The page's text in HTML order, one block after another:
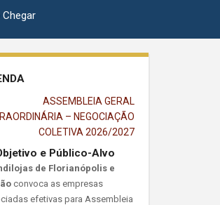
ASSEMBLEIA GERAL
– NEGOCIAÇÃO
COLETIVA 2026/2027
e Público-Alvo
de Florianópolis e
convoca as empresas
efetivas para Assembleia